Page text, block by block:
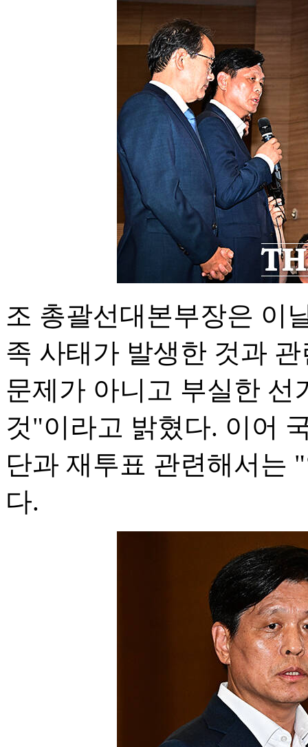
조 총괄선대본부장은 이
족 사태가 발생한 것과
문제가 아니고 부실한 선
것"이라고 밝혔다. 이어
단과 재투표 관련해서는
다.